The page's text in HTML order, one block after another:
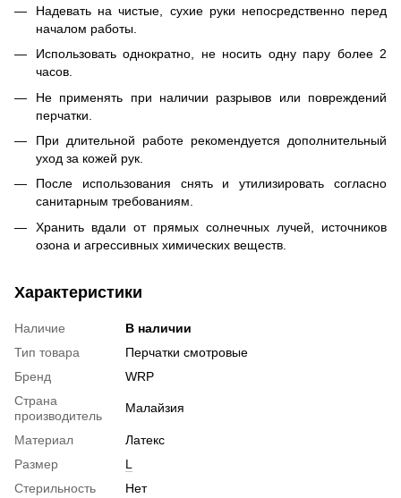
Надевать на чистые, сухие руки непосредственно перед
началом работы.
Использовать однократно, не носить одну пару более 2
часов.
Не применять при наличии разрывов или повреждений
перчатки.
При длительной работе рекомендуется дополнительный
уход за кожей рук.
После использования снять и утилизировать согласно
санитарным требованиям.
Хранить вдали от прямых солнечных лучей, источников
озона и агрессивных химических веществ.
Характеристики
Наличие
В наличии
Тип товара
Перчатки смотровые
Бренд
WRP
Страна
производитель
Малайзия
Материал
Латекс
Размер
L
Стерильность
Нет